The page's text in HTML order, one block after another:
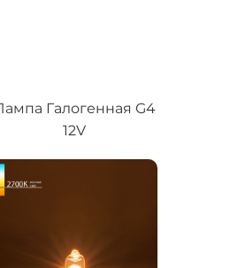
Галогенная G4
12V